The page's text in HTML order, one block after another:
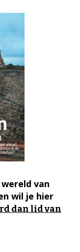
van
wil je hier
dan lid van